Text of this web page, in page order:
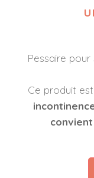
Pessaire
Ce produit